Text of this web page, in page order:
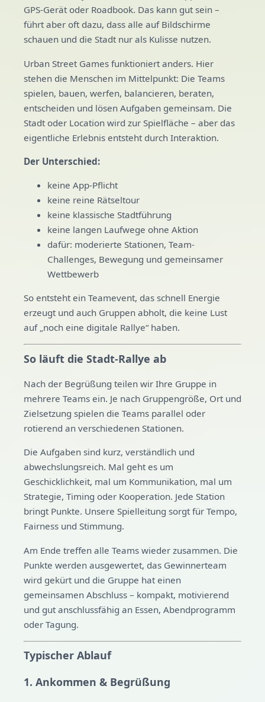
GPS-Gerät oder Roadbook. Das kann gut sein –
führt aber oft dazu, dass alle auf Bildschirme
schauen und die Stadt nur als Kulisse nutzen.
Urban Street Games funktioniert anders. Hier
stehen die Menschen im Mittelpunkt: Die Teams
spielen, bauen, werfen, balancieren, beraten,
entscheiden und lösen Aufgaben gemeinsam. Die
Stadt oder Location wird zur Spielfläche – aber das
eigentliche Erlebnis entsteht durch Interaktion.
Der Unterschied:
keine App-Pflicht
keine reine Rätseltour
keine klassische Stadtführung
keine langen Laufwege ohne Aktion
dafür: moderierte Stationen, Team-
Challenges, Bewegung und gemeinsamer
Wettbewerb
So entsteht ein Teamevent, das schnell Energie
erzeugt und auch Gruppen abholt, die keine Lust
auf „noch eine digitale Rallye“ haben.
So läuft die Stadt-Rallye ab
Nach der Begrüßung teilen wir Ihre Gruppe in
mehrere Teams ein. Je nach Gruppengröße, Ort und
Zielsetzung spielen die Teams parallel oder
rotierend an verschiedenen Stationen.
Die Aufgaben sind kurz, verständlich und
abwechslungsreich. Mal geht es um
Geschicklichkeit, mal um Kommunikation, mal um
Strategie, Timing oder Kooperation. Jede Station
bringt Punkte. Unsere Spielleitung sorgt für Tempo,
Fairness und Stimmung.
Am Ende treffen alle Teams wieder zusammen. Die
Punkte werden ausgewertet, das Gewinnerteam
wird gekürt und die Gruppe hat einen
gemeinsamen Abschluss – kompakt, motivierend
und gut anschlussfähig an Essen, Abendprogramm
oder Tagung.
Typischer Ablauf
1. Ankommen & Begrüßung